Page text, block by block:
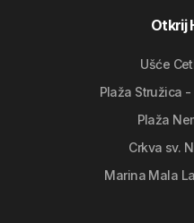
Otkrij
Ušće
Plaža Stružica
Plaža
Crkva sv.
Marina Mala